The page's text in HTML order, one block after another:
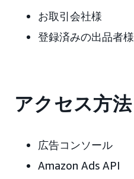
お取引会社様
登録済みの出品者様
アクセス方法
広告コンソール
Amazon Ads API